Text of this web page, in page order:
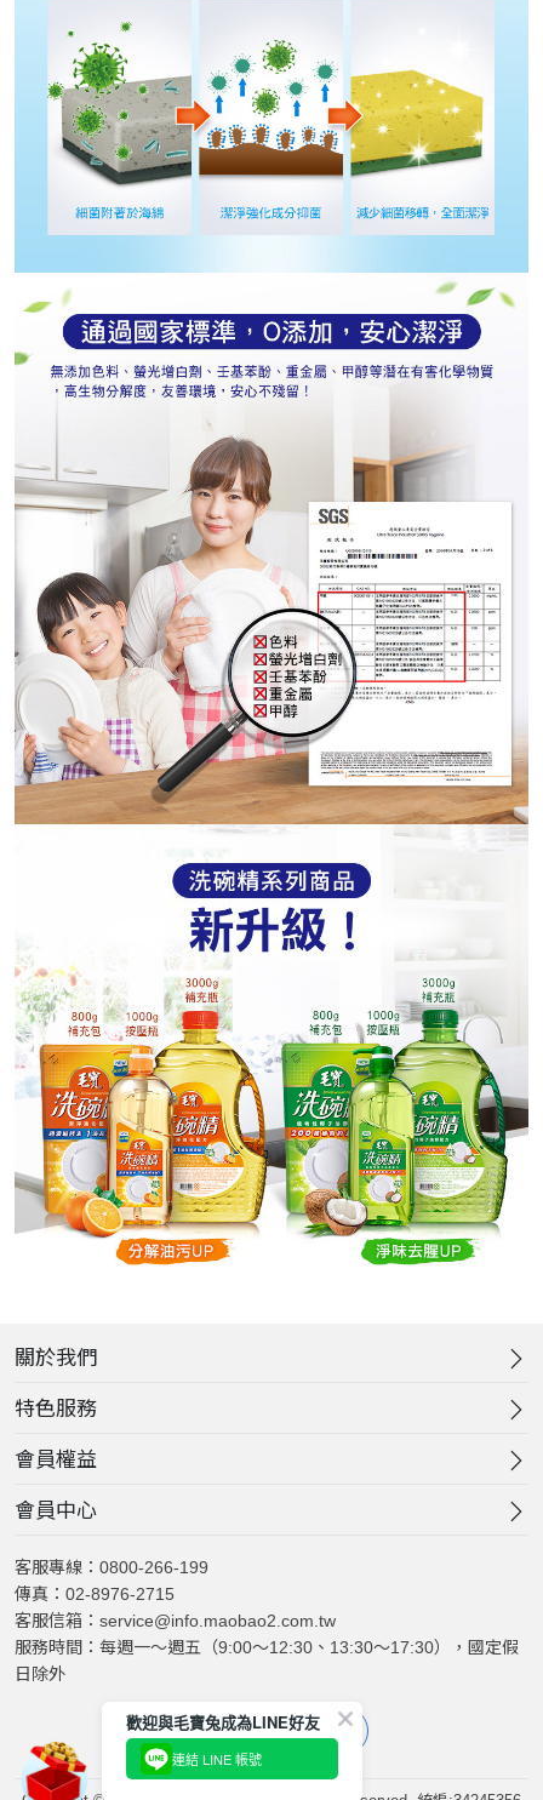
客服專線：0800-266-199
傳真：02-8976-2715
客服信箱：service@info.maobao2.com.tw
服務時間：每週一～週五（9:00～12:30、13:30～17:30），國定假
日除外
關於我們
特色服務
會員權益
會員中心
歡迎與毛寶兔成為LINE好友
連結 LINE 帳號